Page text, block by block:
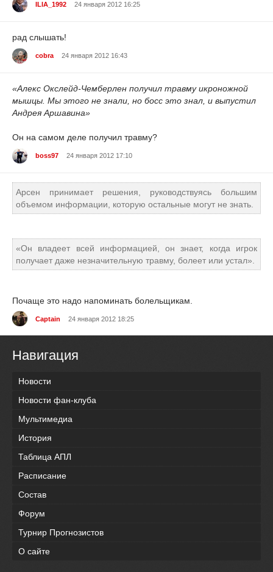
ILIA_1992 24 января 2012 16:25
рад слышать!
cobra 24 января 2012 16:43
«Алекс Окслейд-Чемберлен получил травму икроножной
мышцы. Мы этого не знали, но босс это знал, и выпустил
Андрея Аршавина»
Он на самом деле получил травму?
boss97 24 января 2012 17:10
Арсен принимает решения, руководствуясь большим
объемом информации, которую остальные могут не знать.
«Он владеет всей информацией, он знает, когда игрок
получает даже незначительную травму, болеет или устал».
Почаще это надо напоминать болельщикам.
Captain 24 января 2012 18:25
Навигация
Новости
Новости фан-клуба
Мультимедиа
История
Таблица АПЛ
Расписание
Состав
Форум
Турнир Прогнозистов
О сайте